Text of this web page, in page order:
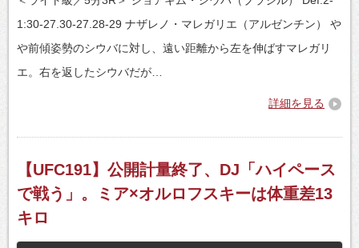
1:30-27.30-27.28-29 ナザレノ・マレガリエ（アルゼンチン） や
や前傾姿勢のシウバに対し、遠い距離から左を伸ばすマレガリ
エ。右を返したシウバだが…
詳細を見る
【UFC191】公開計量終了、DJ「ハイペース
で戦う」。ミア×オルロフスキーは体重差13
キロ